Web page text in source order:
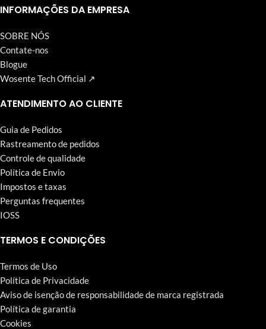
Wosente-tech vem perseguindo incansavelmente.
INFORMAÇÕES DA EMPRESA
SOBRE NÓS
Contate-nos
Blogue
Wosente Tech Official ↗
ATENDIMENTO AO CLIENTE
Guia de Pedidos
Rastreamento de pedidos
Controle de qualidade
Política de Envio
Impostos e taxas
Perguntas frequentes
IOSS
TERMOS E CONDIÇÕES
Termos de Uso
Política de Privacidade
Aviso de isenção de responsabilidade de marca registrada
Política de garantia
Cookies